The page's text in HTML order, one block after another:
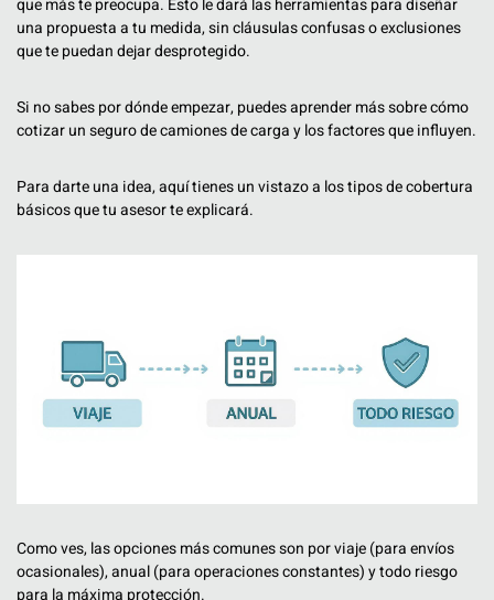
que más te preocupa. Esto le dará las herramientas para diseñar
una propuesta a tu medida, sin cláusulas confusas o exclusiones
que te puedan dejar desprotegido.
Si no sabes por dónde empezar, puedes aprender más sobre cómo
cotizar un seguro de camiones de carga y los factores que influyen.
Para darte una idea, aquí tienes un vistazo a los tipos de cobertura
básicos que tu asesor te explicará.
Como ves, las opciones más comunes son por viaje (para envíos
ocasionales), anual (para operaciones constantes) y todo riesgo
para la máxima protección.